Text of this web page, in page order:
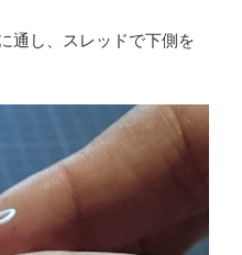
通し、スレッドで下側を